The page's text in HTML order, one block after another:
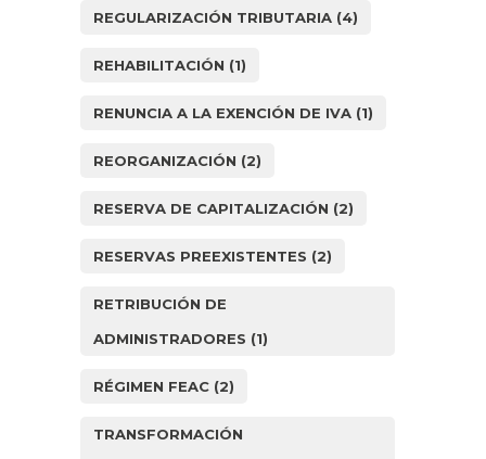
REGULARIZACIÓN TRIBUTARIA (4)
REHABILITACIÓN (1)
RENUNCIA A LA EXENCIÓN DE IVA (1)
REORGANIZACIÓN (2)
RESERVA DE CAPITALIZACIÓN (2)
RESERVAS PREEXISTENTES (2)
RETRIBUCIÓN DE
ADMINISTRADORES (1)
RÉGIMEN FEAC (2)
TRANSFORMACIÓN